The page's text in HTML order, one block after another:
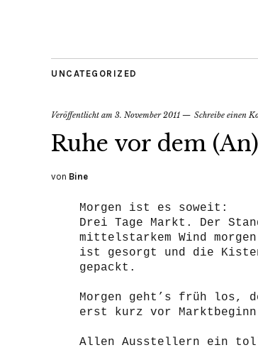
UNCATEGORIZED
Veröffentlicht am 3. November 2011 Schreibe einen
Ruhe vor dem
von Bine
Morgen ist es soweit:
Drei Tage Markt. Der
mittelstarkem Wind
ist gesorgt und die
gepackt.
Morgen geht’s früh los,
erst kurz vor
Allen Ausstellern ein